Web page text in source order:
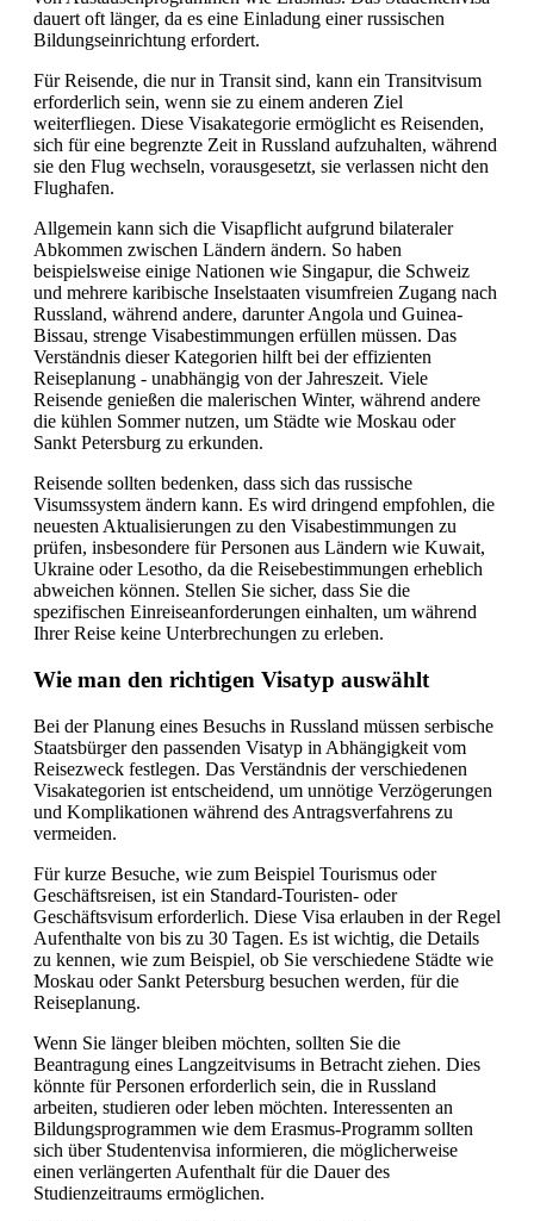
dauert oft länger, da es eine Einladung einer russischen
Bildungseinrichtung erfordert.
Für Reisende, die nur in Transit sind, kann ein Transitvisum
erforderlich sein, wenn sie zu einem anderen Ziel
weiterfliegen. Diese Visakategorie ermöglicht es Reisenden,
sich für eine begrenzte Zeit in Russland aufzuhalten, während
sie den Flug wechseln, vorausgesetzt, sie verlassen nicht den
Flughafen.
Allgemein kann sich die Visapflicht aufgrund bilateraler
Abkommen zwischen Ländern ändern. So haben
beispielsweise einige Nationen wie Singapur, die Schweiz
und mehrere karibische Inselstaaten visumfreien Zugang nach
Russland, während andere, darunter Angola und Guinea-
Bissau, strenge Visabestimmungen erfüllen müssen. Das
Verständnis dieser Kategorien hilft bei der effizienten
Reiseplanung - unabhängig von der Jahreszeit. Viele
Reisende genießen die malerischen Winter, während andere
die kühlen Sommer nutzen, um Städte wie Moskau oder
Sankt Petersburg zu erkunden.
Reisende sollten bedenken, dass sich das russische
Visumssystem ändern kann. Es wird dringend empfohlen, die
neuesten Aktualisierungen zu den Visabestimmungen zu
prüfen, insbesondere für Personen aus Ländern wie Kuwait,
Ukraine oder Lesotho, da die Reisebestimmungen erheblich
abweichen können. Stellen Sie sicher, dass Sie die
spezifischen Einreiseanforderungen einhalten, um während
Ihrer Reise keine Unterbrechungen zu erleben.
Wie man den richtigen Visatyp auswählt
Bei der Planung eines Besuchs in Russland müssen serbische
Staatsbürger den passenden Visatyp in Abhängigkeit vom
Reisezweck festlegen. Das Verständnis der verschiedenen
Visakategorien ist entscheidend, um unnötige Verzögerungen
und Komplikationen während des Antragsverfahrens zu
vermeiden.
Für kurze Besuche, wie zum Beispiel Tourismus oder
Geschäftsreisen, ist ein Standard-Touristen- oder
Geschäftsvisum erforderlich. Diese Visa erlauben in der Regel
Aufenthalte von bis zu 30 Tagen. Es ist wichtig, die Details
zu kennen, wie zum Beispiel, ob Sie verschiedene Städte wie
Moskau oder Sankt Petersburg besuchen werden, für die
Reiseplanung.
Wenn Sie länger bleiben möchten, sollten Sie die
Beantragung eines Langzeitvisums in Betracht ziehen. Dies
könnte für Personen erforderlich sein, die in Russland
arbeiten, studieren oder leben möchten. Interessenten an
Bildungsprogrammen wie dem Erasmus-Programm sollten
sich über Studentenvisa informieren, die möglicherweise
einen verlängerten Aufenthalt für die Dauer des
Studienzeitraums ermöglichen.